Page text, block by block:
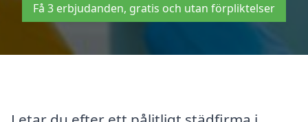
Få 3 erbjudanden, gratis och utan förpliktelser